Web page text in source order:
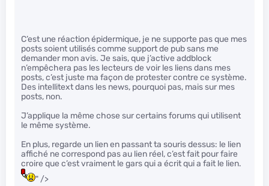
C’est une réaction épidermique, je ne supporte pas que mes
posts soient utilisés comme support de pub sans me
demander mon avis. Je sais, que j’active addblock
n’empêchera pas les lecteurs de voir les liens dans mes
posts, c’est juste ma façon de protester contre ce système.
Des intellitext dans les news, pourquoi pas, mais sur mes
posts, non.
J’applique la même chose sur certains forums qui utilisent
le même système.
En plus, regarde un lien en passant ta souris dessus: le lien
affiché ne correspond pas au lien réel, c’est fait pour faire
croire que c’est vraiment le gars qui a écrit qui a fait le lien.
" />